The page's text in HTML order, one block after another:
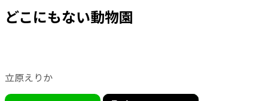
どこにもない動物園
立原えりか